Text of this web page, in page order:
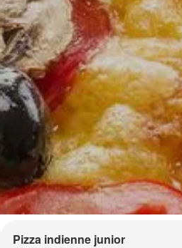
Pizza indienne junior